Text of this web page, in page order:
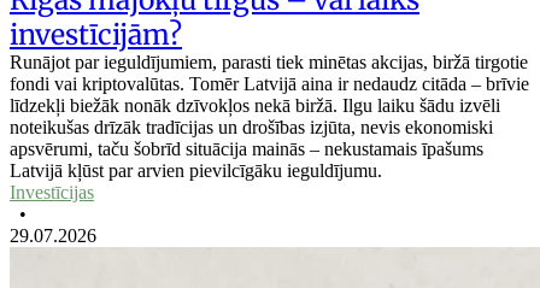
investīcijām?
Runājot par ieguldījumiem, parasti tiek minētas akcijas, biržā tirgotie
fondi vai kriptovalūtas. Tomēr Latvijā aina ir nedaudz citāda – brīvie
līdzekļi biežāk nonāk dzīvokļos nekā biržā. Ilgu laiku šādu izvēli
noteikušas drīzāk tradīcijas un drošības izjūta, nevis ekonomiski
apsvērumi, taču šobrīd situācija mainās – nekustamais īpašums
Latvijā kļūst par arvien pievilcīgāku ieguldījumu.
Investīcijas
•
29.07.2026